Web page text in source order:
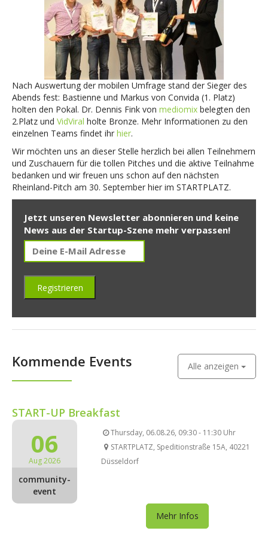
Nach Auswertung der mobilen Umfrage stand der Sieger des
Abends fest: Bastienne und Markus von Convida (1. Platz)
holten den Pokal. Dr. Dennis Fink von mediomix belegten den
2.Platz und VidViral holte Bronze. Mehr Informationen zu den
einzelnen Teams findet ihr hier.
Wir möchten uns an dieser Stelle herzlich bei allen Teilnehmern
und Zuschauern für die tollen Pitches und die aktive Teilnahme
bedanken und wir freuen uns schon auf den nächsten
Rheinland-Pitch am 30. September hier im STARTPLATZ.
Jetzt unseren Newsletter abonnieren und keine
News aus der Startup-Szene mehr verpassen!
Kommende Events Alle anzeigen
START-UP Breakfast
06
Aug 2026
community-
event
Thursday, 06.08.26, 09:30 - 11:30 Uhr
STARTPLATZ, Speditionstraße 15A, 40221
Düsseldorf
Mehr Infos